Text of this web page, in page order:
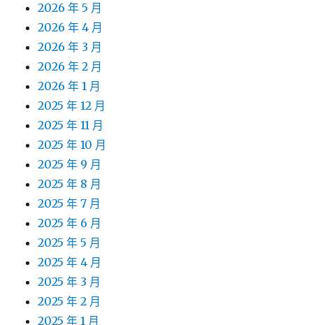
2026 年 5 月
2026 年 4 月
2026 年 3 月
2026 年 2 月
2026 年 1 月
2025 年 12 月
2025 年 11 月
2025 年 10 月
2025 年 9 月
2025 年 8 月
2025 年 7 月
2025 年 6 月
2025 年 5 月
2025 年 4 月
2025 年 3 月
2025 年 2 月
2025 年 1 月